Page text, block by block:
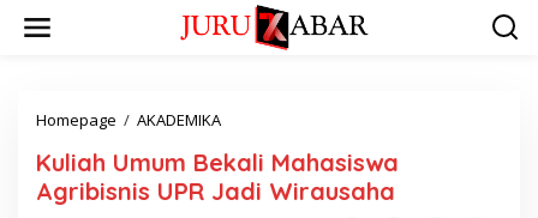
Homepage / AKADEMIKA
Kuliah Umum Bekali Mahasiswa
Agribisnis UPR Jadi Wirausaha